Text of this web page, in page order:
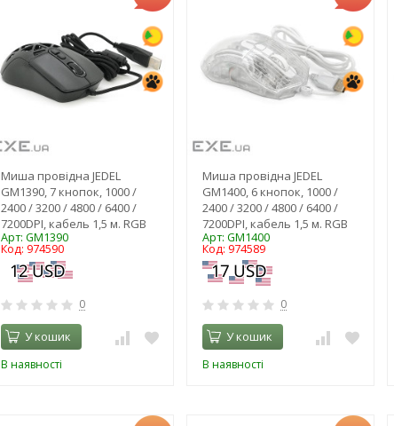
Миша провідна JEDEL
GM1390, 7 кнопок, 1000 /
2400 / 3200 / 4800 / 6400 /
7200DPI, кабель 1,5 м. RGB
Арт: GM1390
Код: 974590
0
У кошик
В наявності
Миша провідна JEDEL
GM1400, 6 кнопок, 1000 /
2400 / 3200 / 4800 / 6400 /
7200DPI, кабель 1,5 м. RGB
Арт: GM1400
Код: 974589
0
У кошик
В наявності